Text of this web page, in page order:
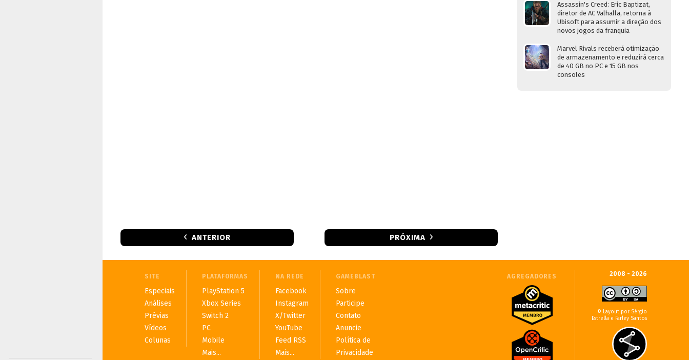
ANTERIOR PRÓXIMA
Assassin's Creed: Eric Baptizat,
diretor de AC Valhalla, retorna à
Ubisoft para assumir a direção dos
novos jogos da franquia
Marvel Rivals receberá otimização
de armazenamento e reduzirá cerca
de 40 GB no PC e 15 GB nos
consoles
SITE
Especiais
Análises
Prévias
Vídeos
Colunas
PLATAFORMAS
PlayStation 5
Xbox Series
Switch 2
PC
Mobile
Mais...
NA REDE
Facebook
Instagram
X/Twitter
YouTube
Feed RSS
Mais...
GAMEBLAST
Sobre
Participe
Contato
Anuncie
Política de
Privacidade
2008 - 2026
© Layout por Sérgio
Estrella e Farley Santos
AGREGADORES